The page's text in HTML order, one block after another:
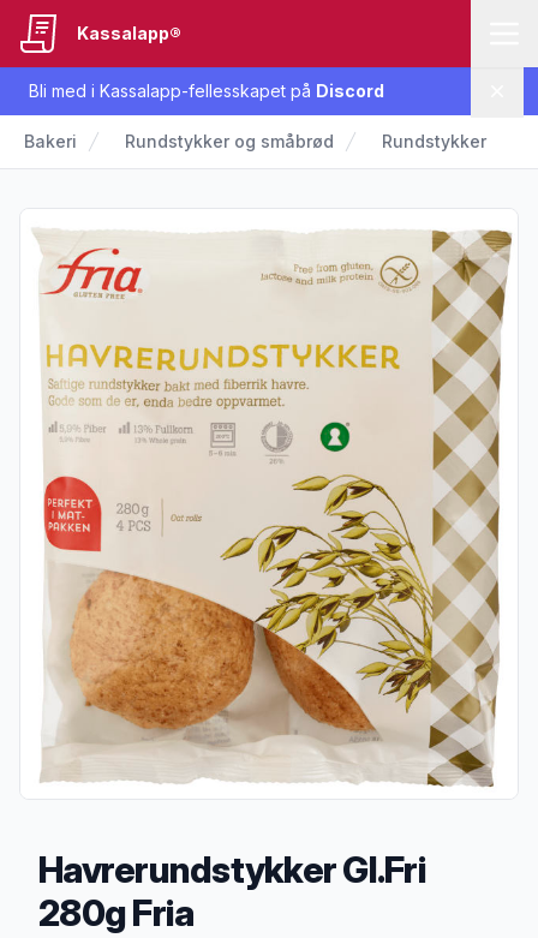
Bli med i Kassalapp-fellesskapet på Discord
Kassalapp®
Bakeri Rundstykker og småbrød Rundstykker
Havrerundstykker Gl.Fri
280g Fria